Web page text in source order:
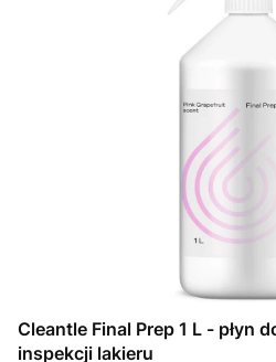
Cleantle Final Prep 1 L - płyn
inspekcji lakieru